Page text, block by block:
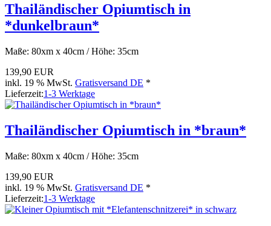
Thailändischer Opiumtisch in
*dunkelbraun*
Maße: 80xm x 40cm / Höhe: 35cm
139,90 EUR
inkl. 19 % MwSt. Gratisversand DE *
Lieferzeit:1-3 Werktage
Thailändischer Opiumtisch in *braun*
Maße: 80xm x 40cm / Höhe: 35cm
139,90 EUR
inkl. 19 % MwSt. Gratisversand DE *
Lieferzeit:1-3 Werktage